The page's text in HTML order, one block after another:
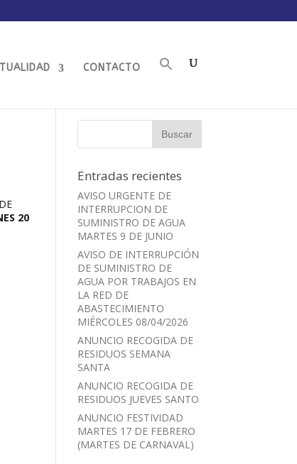
CONTACTO
20
Entradas recientes
AVISO URGENTE DE
INTERRUPCION DE
SUMINISTRO DE AGUA
MARTES 9 DE JUNIO
AVISO DE INTERRUPCIÓN
DE SUMINISTRO DE
AGUA POR TRABAJOS EN
LA RED DE
ABASTECIMIENTO
MIÉRCOLES 08/04/2026
ANUNCIO RECOGIDA DE
RESIDUOS SEMANA
SANTA
ANUNCIO RECOGIDA DE
RESIDUOS JUEVES SANTO
ANUNCIO FESTIVIDAD
MARTES 17 DE FEBRERO
(MARTES DE CARNAVAL)